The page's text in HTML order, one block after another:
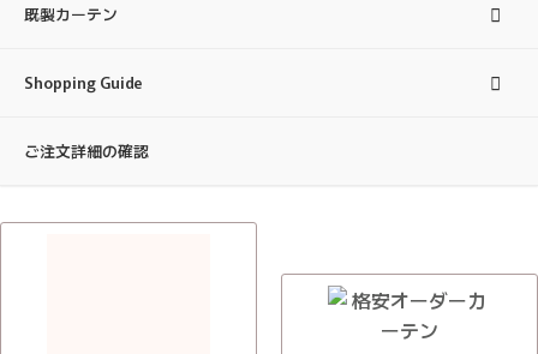
既製カーテン
Shopping Guide
ご注文詳細の確認